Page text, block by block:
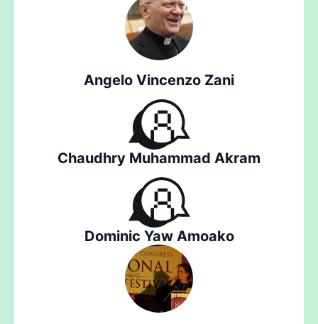
Angelo Vincenzo Zani
Chaudhry Muhammad Akram
Dominic Yaw Amoako